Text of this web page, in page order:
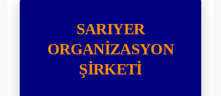
SARIYER
ORGANIZASYON
ŞIRKETI